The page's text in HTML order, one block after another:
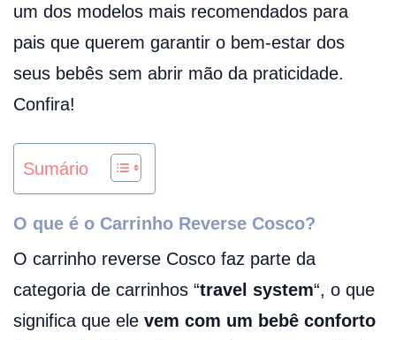
um dos modelos mais recomendados para
pais que querem garantir o bem-estar dos
seus bebês sem abrir mão da praticidade.
Confira!
Sumário
O que é o Carrinho Reverse Cosco?
O carrinho reverse Cosco faz parte da
categoria de carrinhos “travel system“, o que
significa que ele vem com um bebê conforto